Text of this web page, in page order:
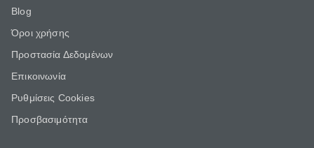
Blog
Όροι χρήσης
Προστασία Δεδομένων
Επικοινωνία
Ρυθμίσεις Cookies
Προσβασιμότητα